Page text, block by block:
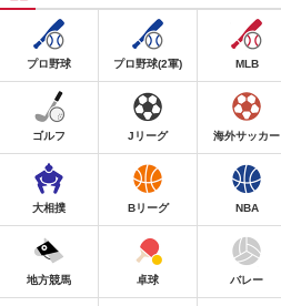
プロ野球 プロ野球(2軍) MLB
ゴルフ Jリーグ 海外サッカー
大相撲 Bリーグ NBA
地方競馬 卓球 バレー